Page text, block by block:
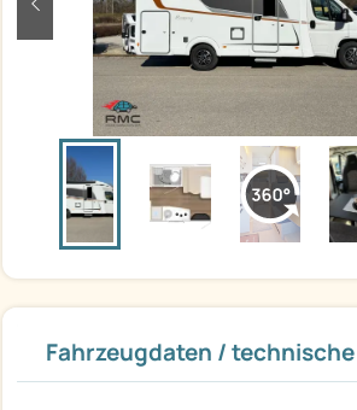
zurück
Fahrzeugdaten /